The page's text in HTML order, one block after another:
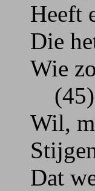
Heeft
Die
Wie
(45)
Wil,
Dat